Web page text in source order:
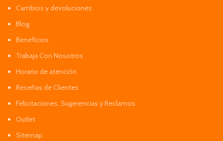
Cambios y devoluciones
Blog
Beneficios
Trabaja Con Nosotros
Horario de atención
Reseñas de Clientes
Felicitaciones, Sugerencias y Reclamos
Outlet
Sitemap